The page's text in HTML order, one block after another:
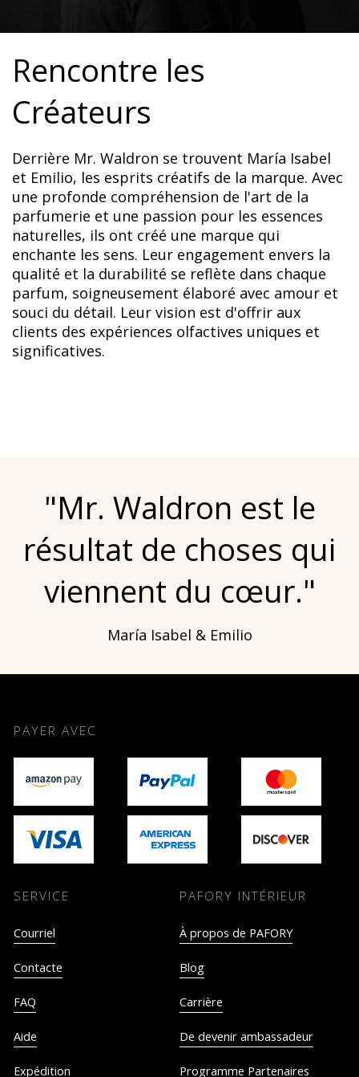
Rencontre les
Créateurs
Derrière Mr. Waldron se trouvent María Isabel
et Emilio, les esprits créatifs de la marque. Avec
une profonde compréhension de l'art de la
parfumerie et une passion pour les essences
naturelles, ils ont créé une marque qui
enchante les sens. Leur engagement envers la
qualité et la durabilité se reflète dans chaque
parfum, soigneusement élaboré avec amour et
souci du détail. Leur vision est d'offrir aux
clients des expériences olfactives uniques et
significatives.
"Mr. Waldron est le
résultat de choses qui
viennent du cœur."
María Isabel & Emilio
PAYER AVEC
SERVICE
Courriel
Contacte
FAQ
Aide
Expédition
PAFORY INTÉRIEUR
À propos de PAFORY
Blog
Carrière
De devenir ambassadeur
Programme Partenaires